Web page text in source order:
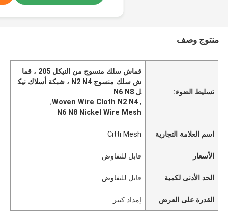
منتوج وصف
تسليط الضوء:
قماش سلك منسوج من النيكل 205 ، قما
ش سلك منسوج N2 N4 ، شبكة أسلاك نيك
ل N6 N8
,
Woven Wire Cloth N2 N4
,
N6 N8 Nickel Wire Mesh
اسم العلامة التجارية Citti Mesh
الأسعار قابل للتفاوض
الحد الأدنى لكمية قابل للتفاوض
القدرة على العرض إمداد كبير